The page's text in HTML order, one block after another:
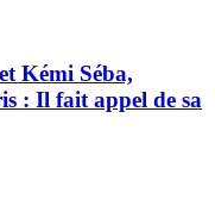
Kémi Séba,
: Il fait appel de sa